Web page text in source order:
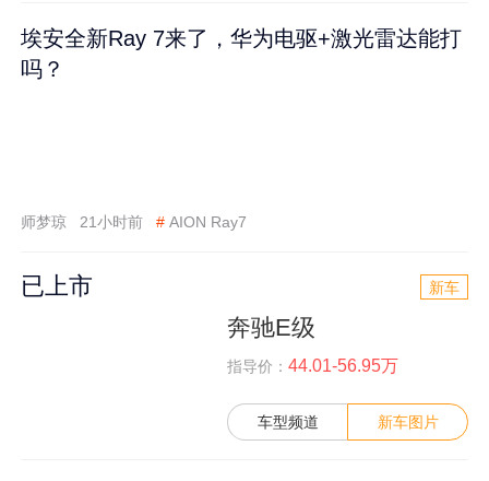
埃安全新Ray 7来了，华为电驱+激光雷达能打
吗？
师梦琼 21小时前 # AION Ray7
已上市 新车
奔驰E级
指导价： 44.01-56.95万
车型频道 新车图片